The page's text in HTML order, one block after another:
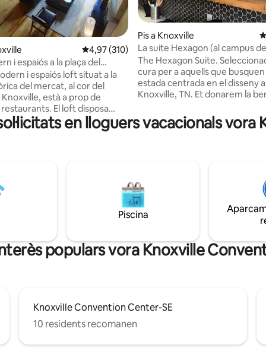
d'un total de 5; 116 avaluacions
4,97 de puntuació mitjana d'un total de 5; 310
4,97 (310)
i espaiós a la plaça del
i espaiós loft situat a la
del mercat, al cor del
està a prop de
El loft disposa
totalment equipada.
a totes les ocasions, ja sigui
tramvia gratuït que va i
de la UT. Tenim moltes
te en aquest loft amb un
i un toc modern.
Pis a Knoxville
La suite Hexagon (al campus
aparcament gratuït)
The Hexagon Suite.
cura per a aquells que
estada centrada en el disseny
Knoxville, TN. Et donarem la
molta llum natural.
remodelat de dalt a baix amb
de l'estadi Neyland (Go Vols!) A
del Worlds Fair Park/
milles del Thompson Boling
minuts a peu de Fort Sanders
Regional/Children 's Hospital
en lloguers vacacionals
Piscina
populars vora Knoxville
Knoxville Convention Center-SE
10 residents recomanen